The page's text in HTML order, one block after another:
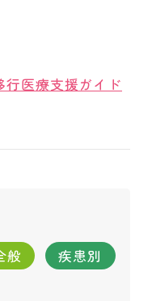
行医療支援ガイド
般 疾患別